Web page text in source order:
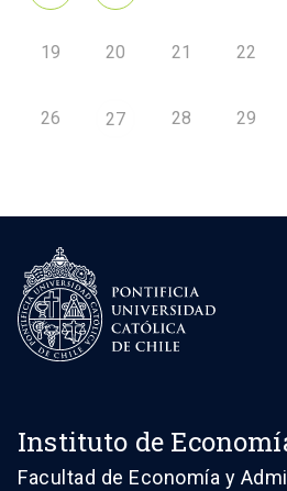
19 20 21 22
26 27 28 29
Instituto de
Facultad de Economía y